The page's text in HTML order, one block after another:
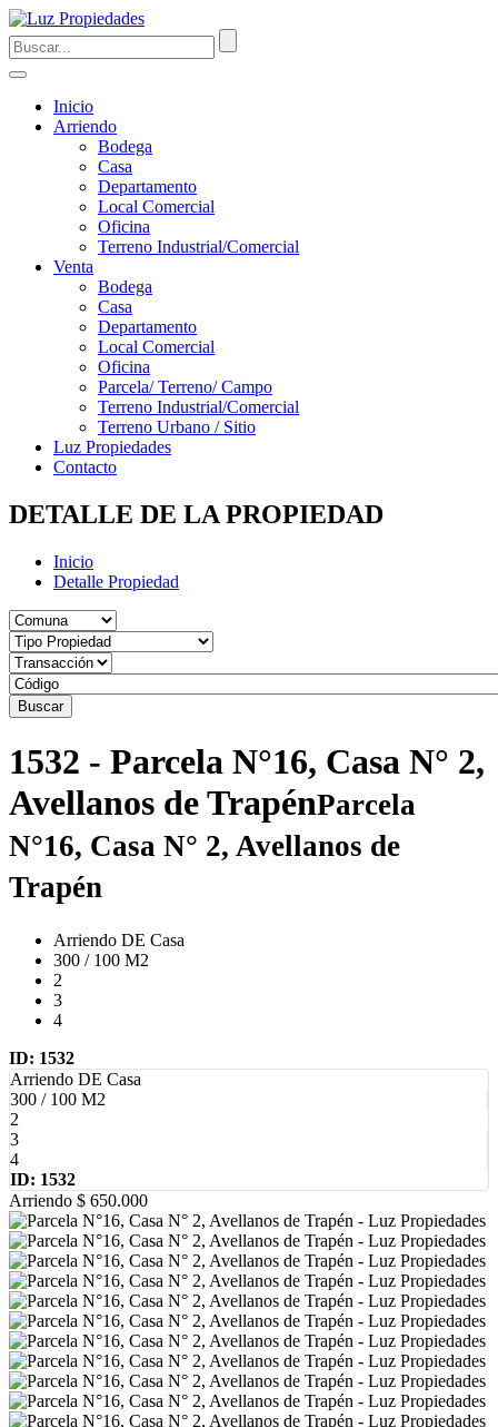
Inicio
Arriendo
Bodega
Casa
Departamento
Local Comercial
Oficina
Terreno Industrial/Comercial
Venta
Bodega
Casa
Departamento
Local Comercial
Oficina
Parcela/ Terreno/ Campo
Terreno Industrial/Comercial
Terreno Urbano / Sitio
Luz Propiedades
Contacto
DETALLE DE LA PROPIEDAD
Inicio
Detalle Propiedad
Buscar
1532 - Parcela N°16, Casa N° 2,
Avellanos de TrapénParcela
N°16, Casa N° 2, Avellanos de
Trapén
Arriendo DE Casa
300 / 100 M2
2
3
4
ID: 1532
Arriendo DE Casa
300 / 100 M2
2
3
4
ID: 1532
Arriendo $ 650.000